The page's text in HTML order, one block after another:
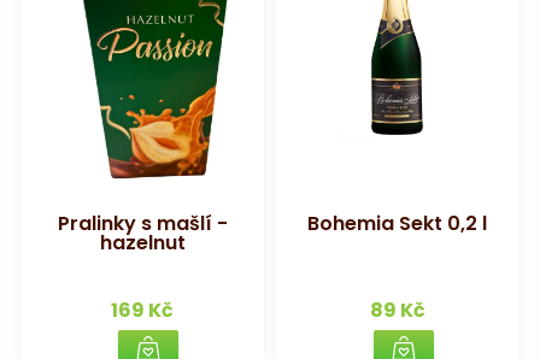
Pralinky s mašlí -
hazelnut
169 Kč
Bohemia Sekt 0,2 l
89 Kč